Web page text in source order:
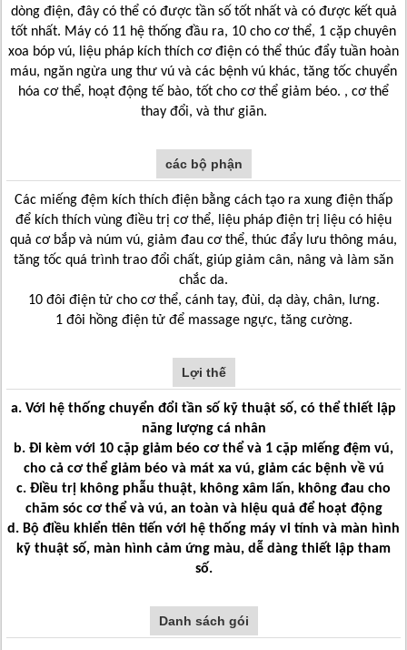
dòng điện, đây có thể có được tần số tốt nhất và có được kết quả
tốt nhất. Máy có 11 hệ thống đầu ra, 10 cho cơ thể, 1 cặp chuyên
xoa bóp vú, liệu pháp kích thích cơ điện có thể thúc đẩy tuần hoàn
máu, ngăn ngừa ung thư vú và các bệnh vú khác, tăng tốc chuyển
hóa cơ thể, hoạt động tế bào, tốt cho cơ thể giảm béo. , cơ thể
thay đổi, và thư giãn.
các bộ phận
Các miếng đệm kích thích điện bằng cách tạo ra xung điện thấp
để kích thích vùng điều trị cơ thể, liệu pháp điện trị liệu có hiệu
quả cơ bắp và núm vú, giảm đau cơ thể, thúc đẩy lưu thông máu,
tăng tốc quá trình trao đổi chất, giúp giảm cân, nâng và làm săn
chắc da.
10 đôi điện tử cho cơ thể, cánh tay, đùi, dạ dày, chân, lưng.
1 đôi hồng điện tử để massage ngực, tăng cường.
Lợi thế
a. Với hệ thống chuyển đổi tần số kỹ thuật số, có thể thiết lập
năng lượng cá nhân
b. Đi kèm với 10 cặp giảm béo cơ thể và 1 cặp miếng đệm vú,
cho cả cơ thể giảm béo và mát xa vú, giảm các bệnh về vú
c. Điều trị không phẫu thuật, không xâm lấn, không đau cho
chăm sóc cơ thể và vú, an toàn và hiệu quả để hoạt động
d. Bộ điều khiển tiên tiến với hệ thống máy vi tính và màn hình
kỹ thuật số, màn hình cảm ứng màu, dễ dàng thiết lập tham
số.
Danh sách gói